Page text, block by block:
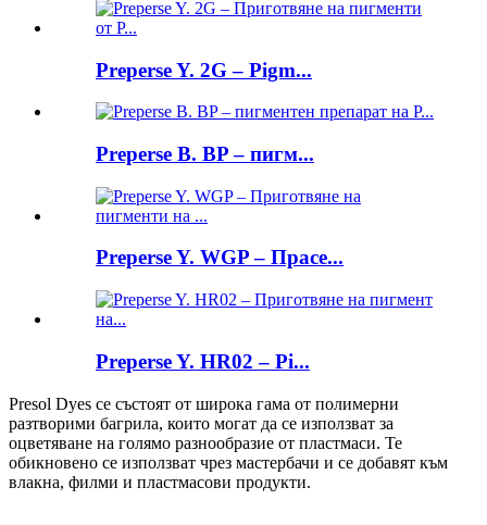
Preperse Y. 2G – Pigm...
Preperse B. BP – пигм...
Preperse Y. WGP – Прасе...
Preperse Y. HR02 – Pi...
Presol Dyes се състоят от широка гама от полимерни
разтворими багрила, които могат да се използват за
оцветяване на голямо разнообразие от пластмаси. Те
обикновено се използват чрез мастербачи и се добавят към
влакна, филми и пластмасови продукти.